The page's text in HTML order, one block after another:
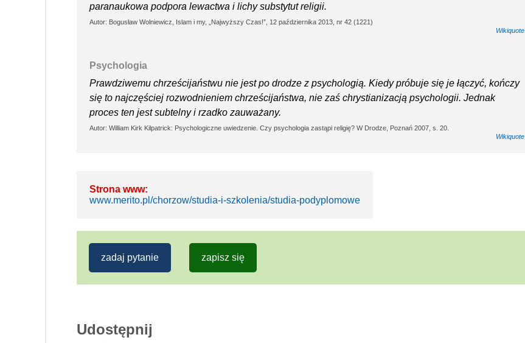
paranaukowa podpora lewactwa i lichy substytut religii.
Autor: Bogusław Wolniewicz, Islam i my, „Najwyższy Czas!”, 12 października 2013, nr 42 (1221)
Wikiquote
Psychologia
Prawdziwemu chrześcijaństwu nie jest po drodze z psychologią. Kiedy próbuje się je łączyć, kończy
się to najczęściej rozwodnieniem chrześcijaństwa, nie zaś chrystianizacją psychologii. Jednak
proces ten jest subtelny i rzadko zauważany.
Autor: William Kirk Kilpatrick: Psychologiczne uwiedzenie. Czy psychologia zastąpi religię? W Drodze, Poznań 2007, s. 20.
Wikiquote
Strona www:
www.merito.pl/chorzow/studia-i-szkolenia/studia-podyplomowe
zadaj pytanie zapisz się
Udostępnij